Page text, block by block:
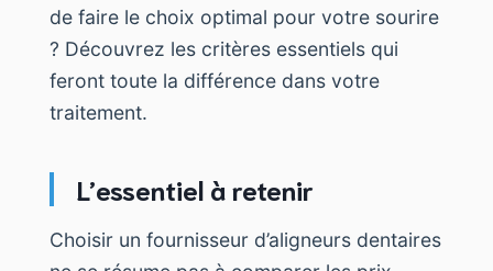
de faire le choix optimal pour votre sourire
? Découvrez les critères essentiels qui
feront toute la différence dans votre
traitement.
L’essentiel à retenir
Choisir un fournisseur d’aligneurs dentaires